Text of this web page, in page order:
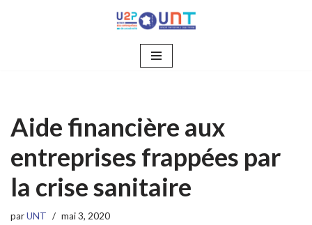
Aide financière aux
entreprises frappées par
la crise sanitaire
parUNT mai 3, 2020